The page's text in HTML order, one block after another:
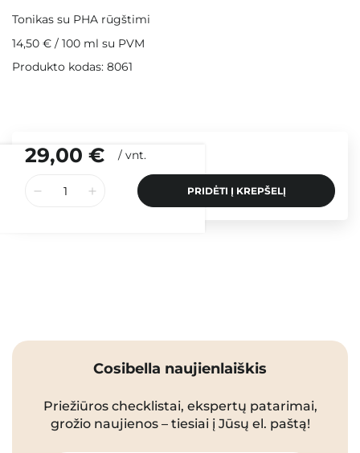
29,00 € / vnt.
PRIDĖTI Į KREPŠELĮ
Tonikas su PHA rūgštimi
14,50 € / 100 ml su PVM
Produkto kodas: 8061
Cosibella naujienlaiškis
Priežiūros checklistai, ekspertų patarimai,
grožio naujienos – tiesiai į Jūsų el. paštą!